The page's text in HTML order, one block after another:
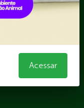
Acessar